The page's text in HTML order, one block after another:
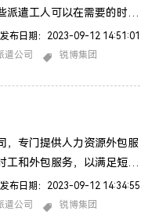
派遣工人可以在需要的时
下是锐博劳务派遣公司的一
司可以为客户提供各种临
发布日期：2023-09-12 14:51:01
遣公司 锐博集团
，专门提供人力资源外包服
工和外包服务，以满足短期
围可能包括招聘、培训、薪
锐博劳务派遣公司提供的一
发布日期：2023-09-12 14:34:55
遣公司 锐博集团